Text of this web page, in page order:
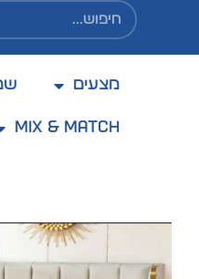
מצעים
Mix & Match